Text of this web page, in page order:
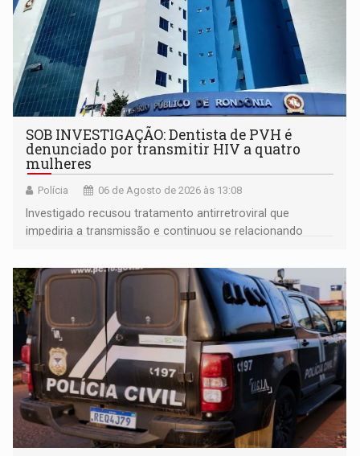
SOB INVESTIGAÇÃO: Dentista de PVH é
denunciado por transmitir HIV a quatro
mulheres
Polícia 06 de Agosto de 2026 às 13:08
Investigado recusou tratamento antirretroviral que
impediria a transmissão e continuou se relacionando